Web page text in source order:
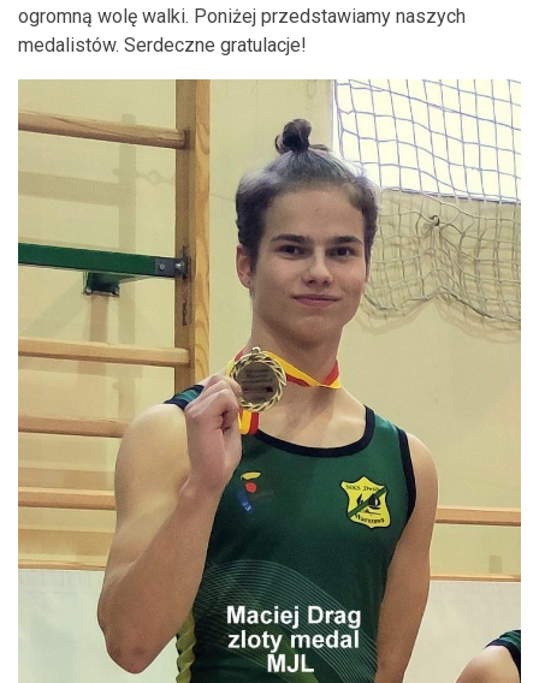
ogromną wolę walki. Poniżej przedstawiamy naszych
medalistów. Serdeczne gratulacje!